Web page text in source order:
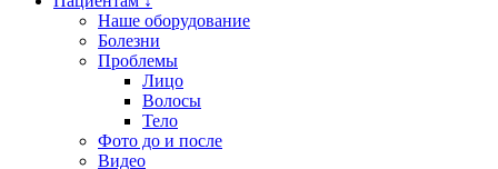
Наше оборудование
Болезни
Проблемы
Лицо
Волосы
Тело
Фото до и после
Видео